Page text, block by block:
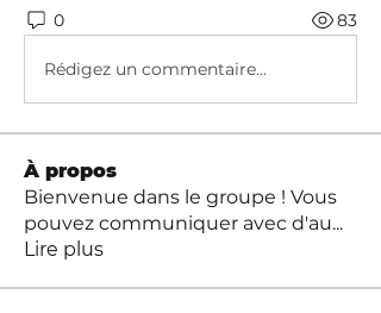
0 83
Rédigez un commentaire...
À propos
Bienvenue dans le groupe ! Vous
pouvez communiquer avec d'au...
Lire plus